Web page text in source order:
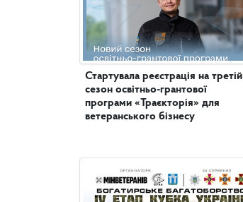
Стартувала реєстрація на третій
сезон освітньо-грантової
програми «Траєкторія» для
ветеранського бізнесу